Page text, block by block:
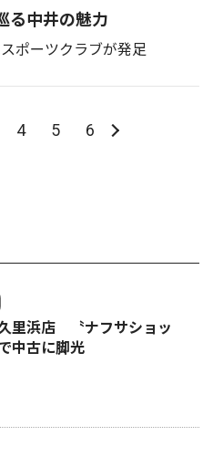
る中井の魅力
ポーツクラブが発足
4 5 6
里浜店 〝ナフサショッ
中古に脚光